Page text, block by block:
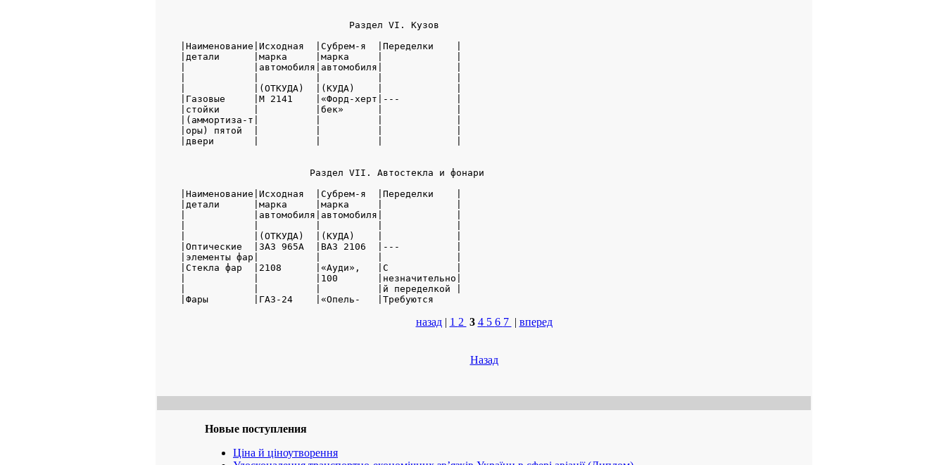
                              Раздел VI. Кузов
|Наименование|Исходная  |Субрем-я  |Переделки    |
|детали      |марка     |марка     |             |
|            |автомобиля|автомобиля|             |
|            |(ОТКУДА)  |(КУДА)    |             |
|Газовые     |М 2141    |«Форд-херт|---          |
|стойки      |          |бек»      |             |
|(аммортиза-т|          |          |             |
|оры) пятой  |          |          |             |
|двери       |          |          |             |
                       Раздел VII. Автостекла и фонари
|Наименование|Исходная  |Субрем-я  |Переделки    |
|детали      |марка     |марка     |             |
|            |автомобиля|автомобиля|             |
|            |(ОТКУДА)  |(КУДА)    |             |
|Оптические  |ЗАЗ 965А  |ВАЗ 2106  |---          |
|элементы фар|          |          |             |
|Стекла фар  |2108      |«Ауди»,   |С            |
|            |          |100       |незначительно|
|            |          |          |й переделкой |
|Фары        |ГАЗ-24    |«Опель-   |Требуются
назад| 1 2 3 4 5 6 7 | вперед
Назад
Новые поступления
Ціна й ціноутворення